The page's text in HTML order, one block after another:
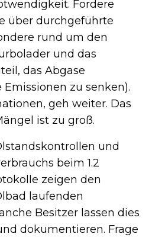
Fordere
über durchgeführte
rund um den
und das
das Abgase
zu senken).
geh weiter. Das
ist zu groß.
und
beim 1.2
zeigen den
laufenden
Besitzer lassen dies
dokumentieren. Frage